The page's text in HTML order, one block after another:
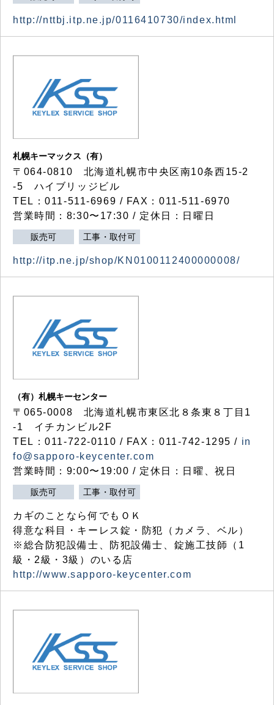
http://nttbj.itp.ne.jp/0116410730/index.html
札幌キーマックス（有）
〒064-0810 北海道札幌市中央区南10条西15-2
-5 ハイブリッジビル
TEL：011-511-6969 / FAX：011-511-6970
営業時間：8:30〜17:30 / 定休日：日曜日
販売可 工事・取付可
http://itp.ne.jp/shop/KN0100112400000008/
（有）札幌キーセンター
〒065-0008 北海道札幌市東区北８条東８丁目1
-1 イチカンビル2F
TEL：011-722-0110 / FAX：011-742-1295 / in
fo@sapporo-keycenter.com
営業時間：9:00〜19:00 / 定休日：日曜、祝日
販売可 工事・取付可
カギのことなら何でもＯＫ
得意な科目・キーレス錠・防犯（カメラ、ベル）
※総合防犯設備士、防犯設備士、錠施工技師（1
級・2級・3級）のいる店
http://www.sapporo-keycenter.com